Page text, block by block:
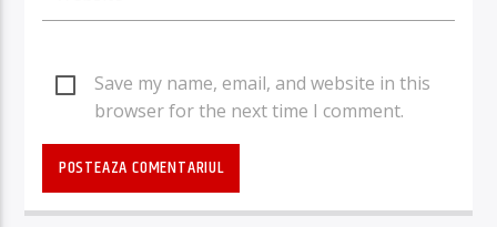
Save my name, email, and website in this
browser for the next time I comment.